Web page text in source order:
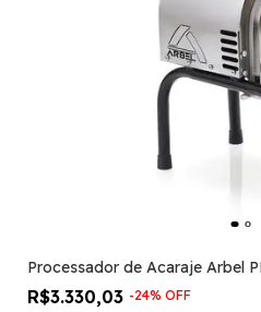
Processador de Acaraje Arbel
R$3.330,03 -24% OFF